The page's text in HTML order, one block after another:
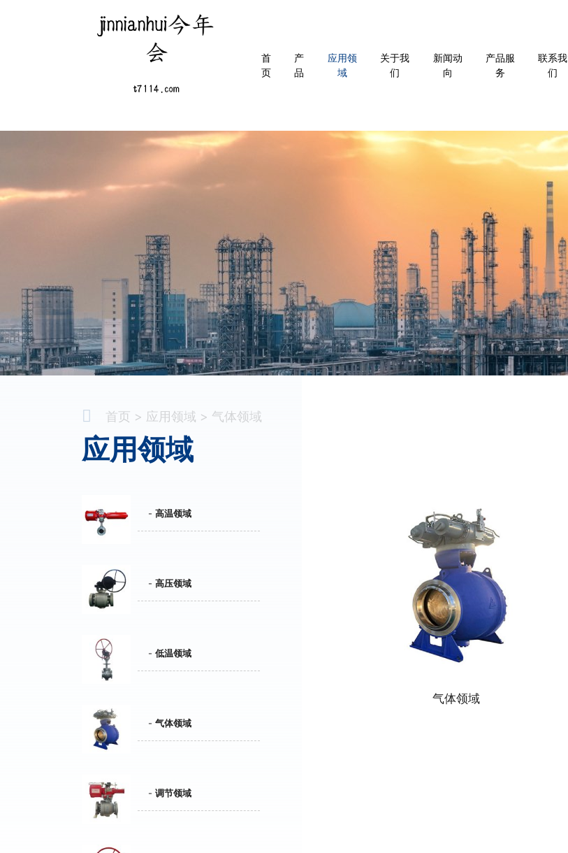
首
页
产
品
应用领
域
关于我
们
新闻动
向
产品服
务
联系我
们
首页 应用领域 气体领域
应用领域
高温领域
高压领域
低温领域
气体领域
调节领域
气体领域